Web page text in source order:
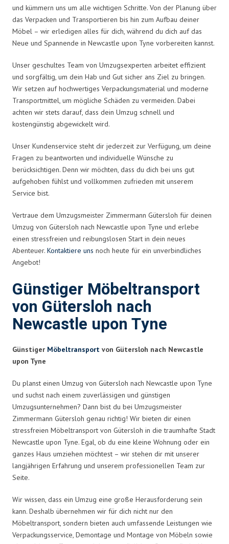
und kümmern uns um alle wichtigen Schritte. Von der Planung über
das Verpacken und Transportieren bis hin zum Aufbau deiner
Möbel – wir erledigen alles für dich, während du dich auf das
Neue und Spannende in Newcastle upon Tyne vorbereiten kannst.
Unser geschultes Team von Umzugsexperten arbeitet effizient
und sorgfältig, um dein Hab und Gut sicher ans Ziel zu bringen.
Wir setzen auf hochwertiges Verpackungsmaterial und moderne
Transportmittel, um mögliche Schäden zu vermeiden. Dabei
achten wir stets darauf, dass dein Umzug schnell und
kostengünstig abgewickelt wird.
Unser Kundenservice steht dir jederzeit zur Verfügung, um deine
Fragen zu beantworten und individuelle Wünsche zu
berücksichtigen. Denn wir möchten, dass du dich bei uns gut
aufgehoben fühlst und vollkommen zufrieden mit unserem
Service bist.
Vertraue dem Umzugsmeister Zimmermann Gütersloh für deinen
Umzug von Gütersloh nach Newcastle upon Tyne und erlebe
einen stressfreien und reibungslosen Start in dein neues
Abenteuer. Kontaktiere uns noch heute für ein unverbindliches
Angebot!
Günstiger Möbeltransport
von Gütersloh nach
Newcastle upon Tyne
Günstiger Möbeltransport von Gütersloh nach Newcastle
upon Tyne
Du planst einen Umzug von Gütersloh nach Newcastle upon Tyne
und suchst nach einem zuverlässigen und günstigen
Umzugsunternehmen? Dann bist du bei Umzugsmeister
Zimmermann Gütersloh genau richtig! Wir bieten dir einen
stressfreien Möbeltransport von Gütersloh in die traumhafte Stadt
Newcastle upon Tyne. Egal, ob du eine kleine Wohnung oder ein
ganzes Haus umziehen möchtest – wir stehen dir mit unserer
langjährigen Erfahrung und unserem professionellen Team zur
Seite.
Wir wissen, dass ein Umzug eine große Herausforderung sein
kann. Deshalb übernehmen wir für dich nicht nur den
Möbeltransport, sondern bieten auch umfassende Leistungen wie
Verpackungsservice, Demontage und Montage von Möbeln sowie